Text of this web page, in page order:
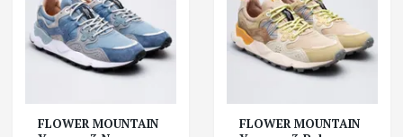
FLOWER MOUNTAIN
FLOWER MOUNTAIN